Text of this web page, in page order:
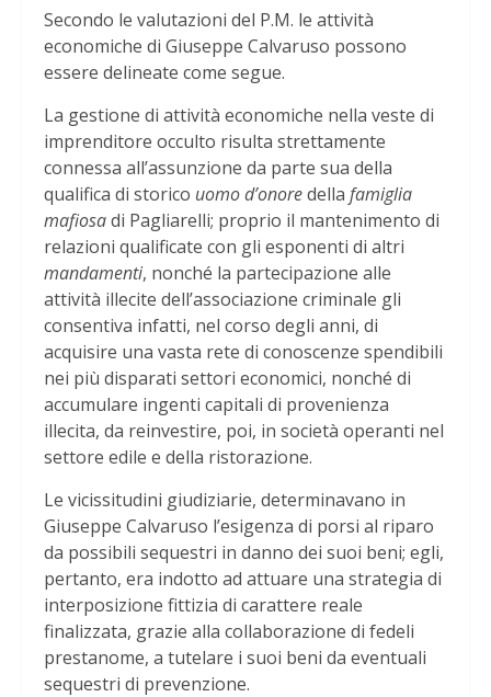
Secondo le valutazioni del P.M. le attività
economiche di Giuseppe Calvaruso possono
essere delineate come segue.
La gestione di attività economiche nella veste di
imprenditore occulto risulta strettamente
connessa all’assunzione da parte sua della
qualifica di storico uomo d’onoredella famiglia
mafiosadi Pagliarelli; proprio il mantenimento di
relazioni qualificate con gli esponenti di altri
mandamenti, nonché la partecipazione alle
attività illecite dell’associazione criminale gli
consentiva infatti, nel corso degli anni, di
acquisire una vasta rete di conoscenze spendibili
nei più disparati settori economici, nonché di
accumulare ingenti capitali di provenienza
illecita, da reinvestire, poi, in società operanti nel
settore edile e della ristorazione.
Le vicissitudini giudiziarie, determinavano in
Giuseppe Calvaruso l’esigenza di porsi al riparo
da possibili sequestri in danno dei suoi beni; egli,
pertanto, era indotto ad attuare una strategia di
interposizione fittizia di carattere reale
finalizzata, grazie alla collaborazione di fedeli
prestanome, a tutelare i suoi beni da eventuali
sequestri di prevenzione.